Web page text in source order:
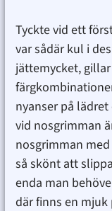
Tyckte vid ett
var sådär kul i
jättemycket,
nyanser på
vid nosgrimman
nosgrimman
så skönt att
enda man
där finns en mjuk